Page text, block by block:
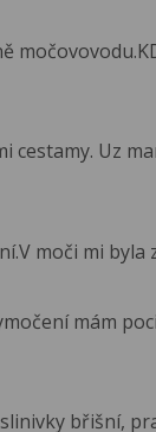
cestamy. Uz
moči mi byla
mám
břišní,